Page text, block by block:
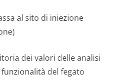
al sito di iniezione
dei valori delle analisi
del fegato